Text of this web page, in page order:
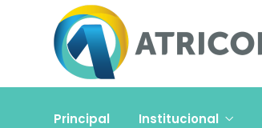
Principal Institucional